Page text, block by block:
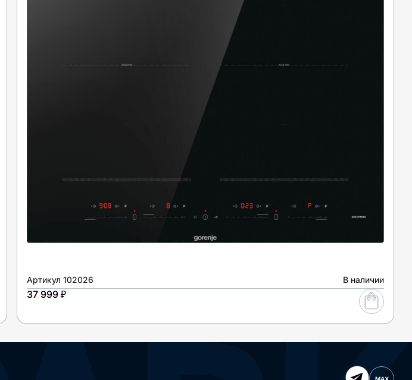
Артикул 102026 В наличии
37 999 ₽